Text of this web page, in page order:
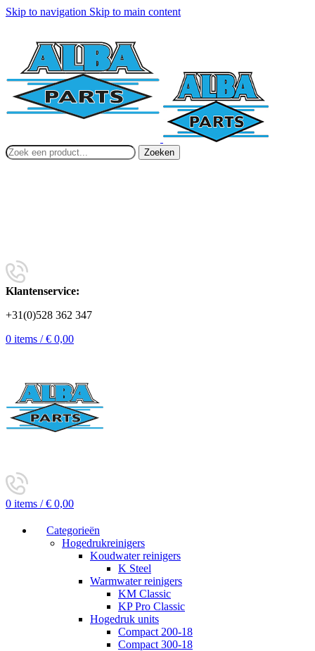
Skip to navigation Skip to main content
Zoeken
Klantenservice:
+31(0)528 362 347
0 items / € 0,00
0 items / € 0,00
Categorieën
Hogedrukreinigers
Koudwater reinigers
K Steel
Warmwater reinigers
KM Classic
KP Pro Classic
Hogedruk units
Compact 200-18
Compact 300-18